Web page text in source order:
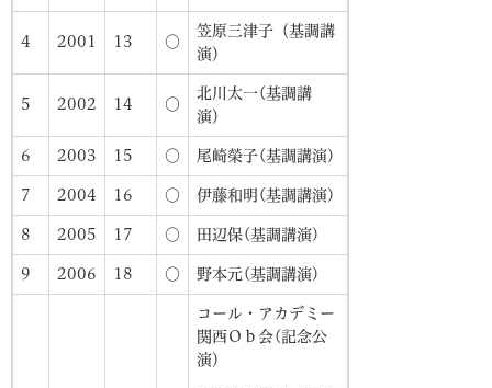
4 2001 13 ○
笠原三津子（基調講
演）
5 2002 14 ○
北川太一(基調講
演）
6 2003 15 ○ 尾崎榮子(基調講演)
7 2004 16 ○ 伊藤和明(基調講演)
8 2005 17 ○ 田辺保(基調講演)
9 2006 18 ○ 野本元(基調講演)
コール・アカデミー
関西Ｏｂ会(記念公
演）